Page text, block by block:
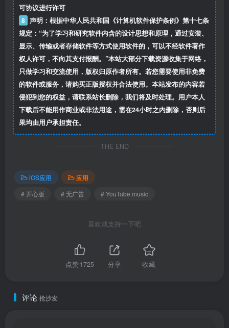
可协议进行许可
8 声明：根据中华人民共和国《计算机软件保护条例》第十七条
规定：“为了学习和研究软件内含的设计思想和原理，通过安装、
显示、传输或者存储软件等方式使用软件的，可以不经软件著作
权人许可，不向其支付报酬。”本站大部分下载资源收集于网络，
只做学习和交流使用，版权归原作者所有。若您需要使用非免费
的软件或服务，请购买正版授权并合法使用。本站发布的内容若
侵犯到您的权益，请联系站长删除，我们将及时处理。用户本人
下载后不能用作商业或非法用途，需在24小时之内删除，否则后
果均由用户承担责任。
THE END
iOS应用
应用
# 开心版
# 无广告 # YouTube music
喜欢就支持一下吧
点赞1725 分享 收藏
评论 抢沙发